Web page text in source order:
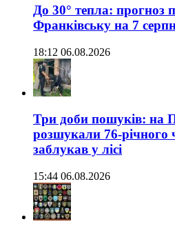
До 30° тепла: прогноз
Франківську на 7
18:12 06.08.2026
Три доби пошуків: на
розшукали 76-річного
заблукав у лісі
15:44 06.08.2026